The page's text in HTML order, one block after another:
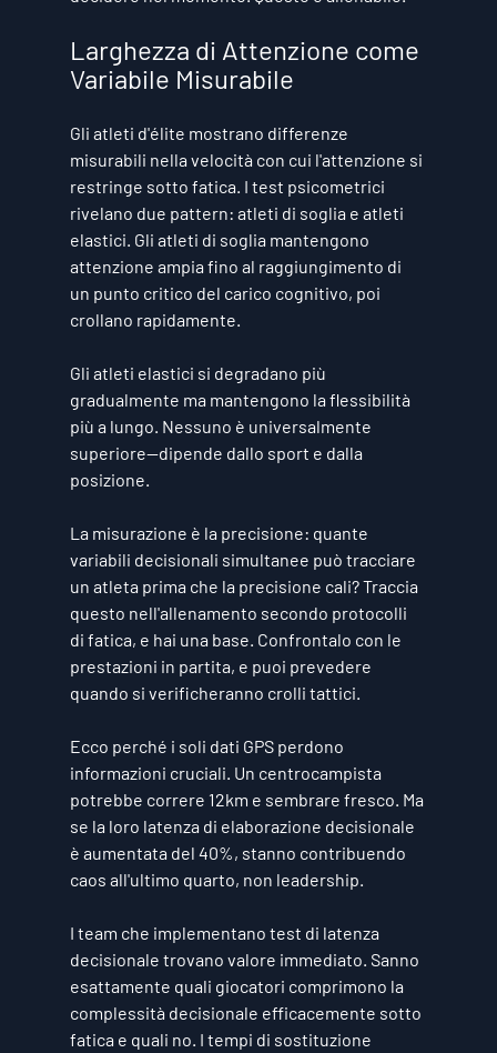
Larghezza di Attenzione come
Variabile Misurabile
Gli atleti d'élite mostrano differenze
misurabili nella velocità con cui l'attenzione si
restringe sotto fatica. I test psicometrici
rivelano due pattern: atleti di soglia e atleti
elastici. Gli atleti di soglia mantengono
attenzione ampia fino al raggiungimento di
un punto critico del carico cognitivo, poi
crollano rapidamente.
Gli atleti elastici si degradano più
gradualmente ma mantengono la flessibilità
più a lungo. Nessuno è universalmente
superiore—dipende dallo sport e dalla
posizione.
La misurazione è la precisione: quante
variabili decisionali simultanee può tracciare
un atleta prima che la precisione cali? Traccia
questo nell'allenamento secondo protocolli
di fatica, e hai una base. Confrontalo con le
prestazioni in partita, e puoi prevedere
quando si verificheranno crolli tattici.
Ecco perché i soli dati GPS perdono
informazioni cruciali. Un centrocampista
potrebbe correre 12km e sembrare fresco. Ma
se la loro latenza di elaborazione decisionale
è aumentata del 40%, stanno contribuendo
caos all'ultimo quarto, non leadership.
I team che implementano test di latenza
decisionale trovano valore immediato. Sanno
esattamente quali giocatori comprimono la
complessità decisionale efficacemente sotto
fatica e quali no. I tempi di sostituzione